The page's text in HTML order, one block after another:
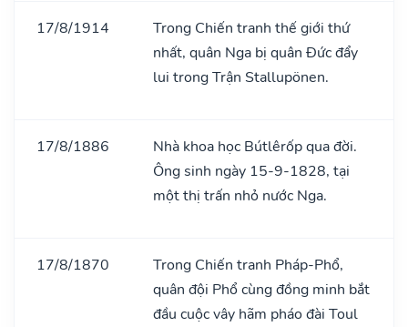
17/8/1914
Trong Chiến tranh thế giới thứ
nhất, quân Nga bị quân Đức đẩy
lui trong Trận Stallupönen.
17/8/1886
Nhà khoa học Bútlêrốp qua đời.
Ông sinh ngày 15-9-1828, tại
một thị trấn nhỏ nước Nga.
17/8/1870
Trong Chiến tranh Pháp-Phổ,
quân đội Phổ cùng đồng minh bắt
đầu cuộc vây hãm pháo đài Toul